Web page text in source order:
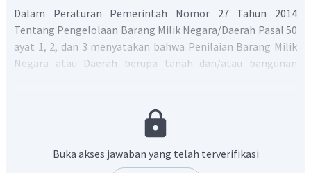
Dalam Peraturan Pemerintah Nomor 27 Tahun 2014
Tentang Pengelolaan Barang Milik Negara/Daerah Pasal 50
ayat 1, 2, dan 3 menyatakan bahwa Penilaian Barang Milik
Negara atau Daerah berupa tanah dan/atau bangunan
Gubernur/Bupati/Walikota. Penilaian barang ini ditujukan
untuk mendapatkan nilai wajar sebuah tanah dan/atau
undangan.
Buka akses jawaban yang telah terverifikasi